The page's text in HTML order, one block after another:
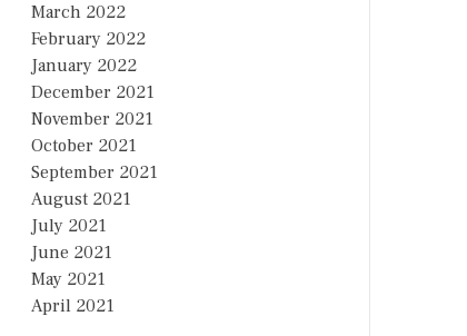
March 2022
February 2022
January 2022
December 2021
November 2021
October 2021
September 2021
August 2021
July 2021
June 2021
May 2021
April 2021